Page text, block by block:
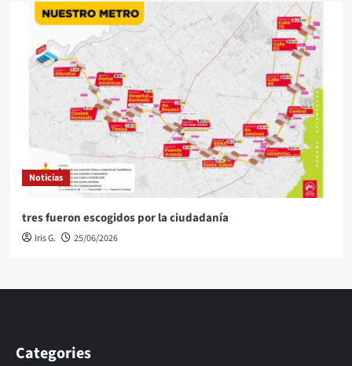
Noticias
tres fueron escogidos por la ciudadanía
Iris G. 25/06/2026
Categories